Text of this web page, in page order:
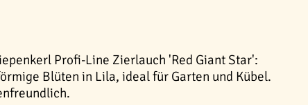
Profi-Line Zierlauch 'Red Giant Star':
Blüten in Lila, ideal für Garten und Kübel.